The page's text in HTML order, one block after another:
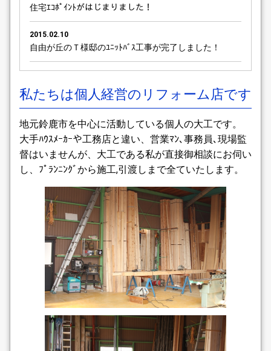
住宅ｴｺﾎﾟｲﾝﾄがはじまりました！
2015.02.10
自由が丘のＴ様邸のﾕﾆｯﾄﾊﾞｽ工事が完了しました！
鈴鹿市S様邸のﾘﾌｫｰﾑ工事をさせていただきました
津市T様邸の外壁工事が完成しました
2010.04.10
地元の学童保育所に物置を設置させていただきました
2010.04.04
四日市のU様邸で、外溝工事をさせていただきました.
2010.02.15
初めまして！ホームページが公開されました。
私たちは個人経営のリフォーム店です
地元鈴鹿市を中心に活動している個人の大工です。
大手ﾊｳｽﾒｰｶｰや工務店と違い、営業ﾏﾝ､事務員､現場監
督はいませんが、大工である私が直接御相談にお伺い
し、ﾌﾟﾗﾝﾆﾝｸﾞから施工,引渡しまで全ていたします。